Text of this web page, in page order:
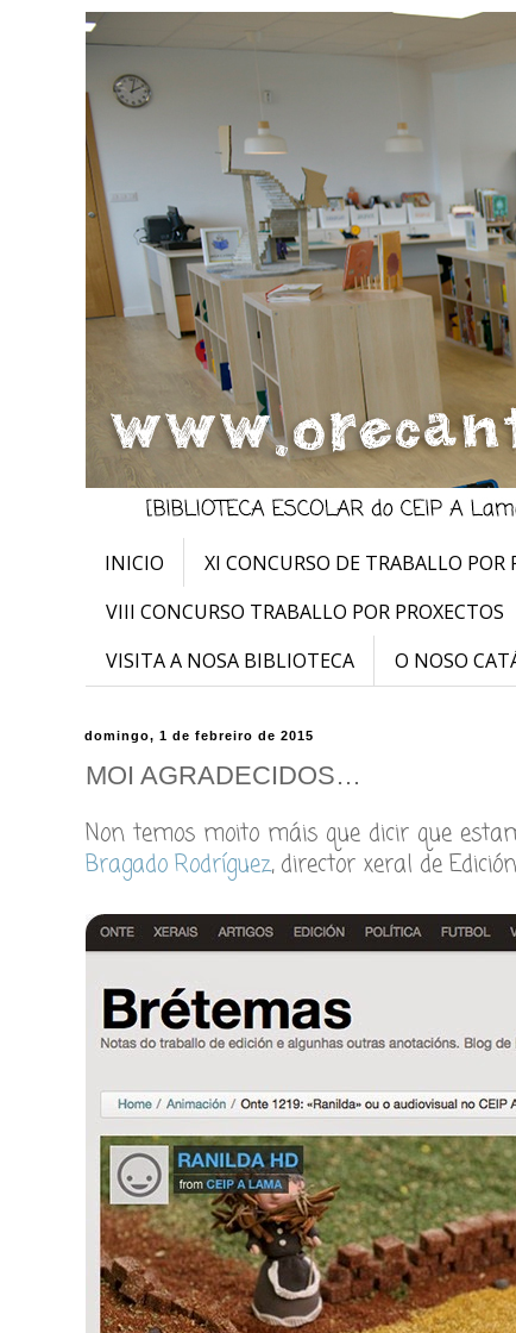
INICIO XI CONCURSO DE TRABALLO POR
VIII CONCURSO TRABALLO POR PROXECTOS
VISITA A NOSA BIBLIOTECA
O NOSO
domingo, 1 de febreiro de 2015
MOI AGRADECIDOS…
Non temos moito máis que dicir que
Bragado Rodríguez, director xeral de